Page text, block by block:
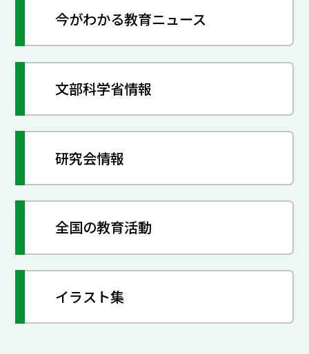
今がわかる教育ニュース
文部科学省情報
研究会情報
全国の教育活動
イラスト集